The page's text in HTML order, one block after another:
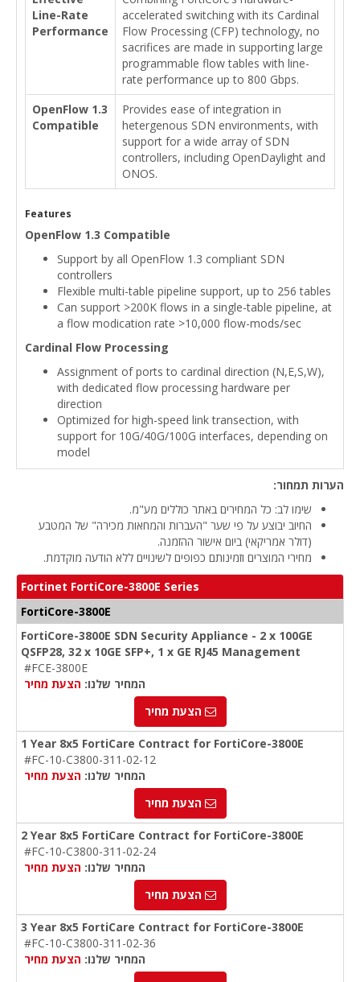
Line-Rate
Performance
accelerated switching with its Cardinal
Flow Processing (CFP) technology, no
sacrifices are made in supporting large
programmable flow tables with line-
rate performance up to 800 Gbps.
OpenFlow 1.3
Compatible
Provides ease of integration in
hetergenous SDN environments, with
support for a wide array of SDN
controllers, including OpenDaylight and
ONOS.
Features
OpenFlow 1.3 Compatible
Support by all OpenFlow 1.3 compliant SDN
controllers
Flexible multi-table pipeline support, up to 256 tables
Can support >200K flows in a single-table pipeline, at
a flow modication rate >10,000 flow-mods/sec
Cardinal Flow Processing
Assignment of ports to cardinal direction (N,E,S,W),
with dedicated flow processing hardware per
direction
Optimized for high-speed link transection, with
support for 10G/40G/100G interfaces, depending on
model
הערות תמחור:
שימו לב: כל המחירים באתר כוללים מע"מ.
החיוב יבוצע על פי שער "העברות והמחאות מכירה" של המטבע
(דולר אמריקאי) ביום אישור ההזמנה.
מחירי המוצרים וזמינותם כפופים לשינויים ללא הודעה מוקדמת.
Fortinet FortiCore-3800E Series
FortiCore-3800E
FortiCore-3800E SDN Security Appliance - 2 x 100GE
QSFP28, 32 x 10GE SFP+, 1 x GE RJ45 Management
#FCE-3800E
המחיר שלנו: הצעת מחיר
הצעת מחיר
1 Year 8x5 FortiCare Contract for FortiCore-3800E
#FC-10-C3800-311-02-12
המחיר שלנו: הצעת מחיר
הצעת מחיר
2 Year 8x5 FortiCare Contract for FortiCore-3800E
#FC-10-C3800-311-02-24
המחיר שלנו: הצעת מחיר
הצעת מחיר
3 Year 8x5 FortiCare Contract for FortiCore-3800E
#FC-10-C3800-311-02-36
המחיר שלנו: הצעת מחיר